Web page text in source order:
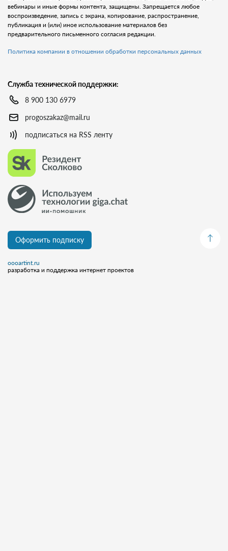
вебинары и иные формы контента, защищены. Запрещается любое
воспроизведение, запись с экрана, копирование, распространение,
публикация и (или) иное использование материалов без
предварительного письменного согласия редакции.
Политика компании в отношении обработки персональных данных
Служба технической поддержки:
8 900 130 6979
progoszakaz@mail.ru
подписаться на RSS ленту
Оформить подписку
oooartint.ru
разработка и поддержка интернет проектов